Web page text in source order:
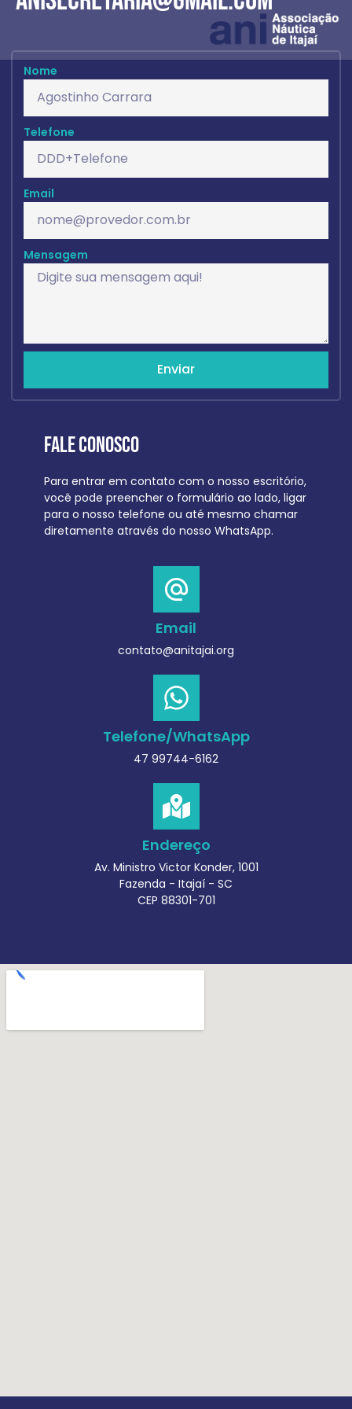
Nome
Telefone
Email
Mensagem
Enviar
Fale Conosco
Para entrar em contato com o nosso escritório,
você pode preencher o formulário ao lado, ligar
para o nosso telefone ou até mesmo chamar
diretamente através do nosso WhatsApp.
Email
contato@anitajai.org
Telefone/WhatsApp
47 99744-6162
Endereço
Av. Ministro Victor Konder, 1001
Fazenda - Itajaí - SC
CEP 88301-701